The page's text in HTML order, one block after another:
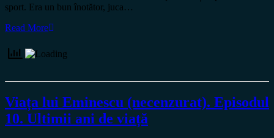
sport. Era un bun înotător, juca…
Read More
Viața lui Eminescu (necenzurat). Episodul
10. Ultimii ani de viață